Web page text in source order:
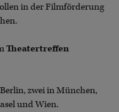
in der Filmförderung
Theatertreffen
zwei in München,
und Wien.